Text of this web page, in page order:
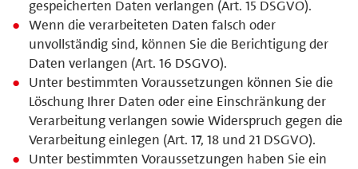
gespeicherten Daten verlangen (Art. 15 DSGVO).
Wenn die verarbeiteten Daten falsch oder
unvollständig sind, können Sie die Berichtigung der
Daten verlangen (Art. 16 DSGVO).
Unter bestimmten Voraussetzungen können Sie die
Löschung Ihrer Daten oder eine Einschränkung der
Verarbeitung verlangen sowie Widerspruch gegen die
Verarbeitung einlegen (Art. 17, 18 und 21 DSGVO).
Unter bestimmten Voraussetzungen haben Sie ein